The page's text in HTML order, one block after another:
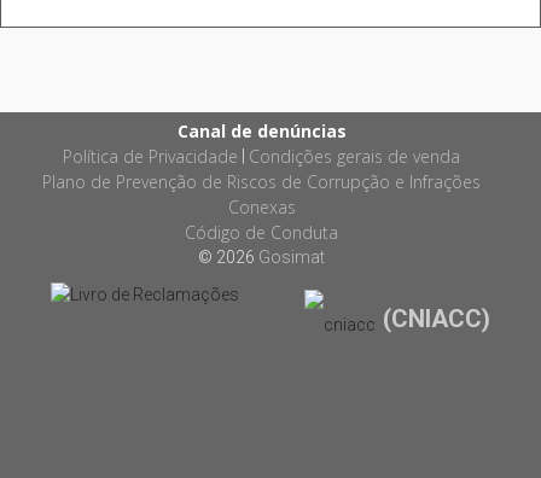
Canal de denúncias
Política de Privacidade Condições gerais de venda
Plano de Prevenção de Riscos de Corrupção e Infrações
Conexas
Código de Conduta
© 2026 Gosimat
(CNIACC)